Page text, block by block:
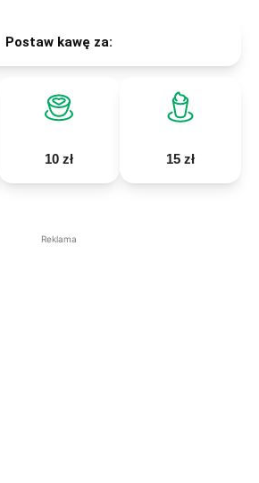
Postaw kawę za:
10 zł 15 zł
Reklama